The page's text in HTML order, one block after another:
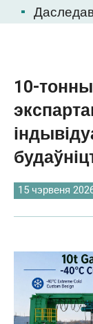
10-
15 чэрвеня
اردو
Kiswahili
Norsk
O‘zbekcha